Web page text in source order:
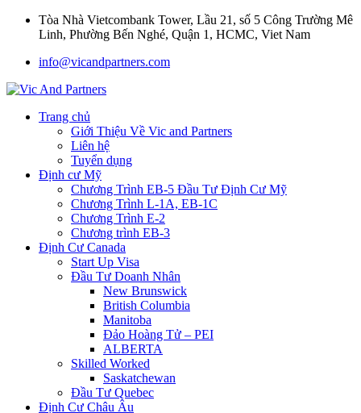
Tòa Nhà Vietcombank Tower, Lầu 21, số 5 Công Trường Mê
Linh, Phường Bến Nghé, Quận 1, HCMC, Viet Nam
info@vicandpartners.com
Trang chủ
Giới Thiệu Về Vic and Partners
Liên hệ
Tuyển dụng
Định cư Mỹ
Chương Trình EB-5 Đầu Tư Định Cư Mỹ
Chương Trình L-1A, EB-1C
Chương Trình E-2
Chương trình EB-3
Định Cư Canada
Start Up Visa
Đầu Tư Doanh Nhân
New Brunswick
British Columbia
Manitoba
Đảo Hoàng Tử – PEI
ALBERTA
Skilled Worked
Saskatchewan
Đầu Tư Quebec
Định Cư Châu Âu